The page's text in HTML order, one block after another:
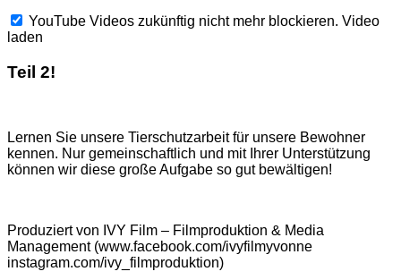
YouTube Videos zukünftig nicht mehr blockieren. Video
laden
Teil 2!
Lernen Sie unsere Tierschutzarbeit für unsere Bewohner
kennen. Nur gemeinschaftlich und mit Ihrer Unterstützung
können wir diese große Aufgabe so gut bewältigen!
Produziert von IVY Film – Filmproduktion & Media
Management (www.facebook.com/ivyfilmyvonne
instagram.com/ivy_filmproduktion)